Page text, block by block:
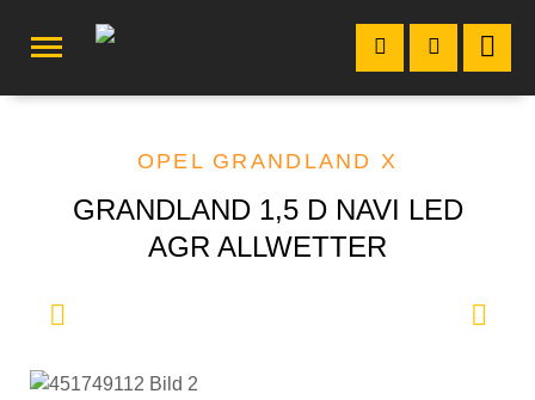
OPEL GRANDLAND X
GRANDLAND 1,5 D NAVI LED
AGR ALLWETTER